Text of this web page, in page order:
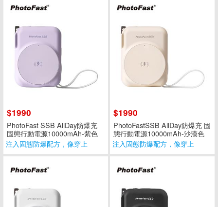
$1990
PhotoFast SSB AllDay防爆充
固態行動電源10000mAh-紫色
注入固態防爆配方，像穿上
穩固防護衣
$1990
PhotoFastSSB AllDay防爆充 固
態行動電源10000mAh-沙漠色
注入固態防爆配方，像穿上
穩固防護衣